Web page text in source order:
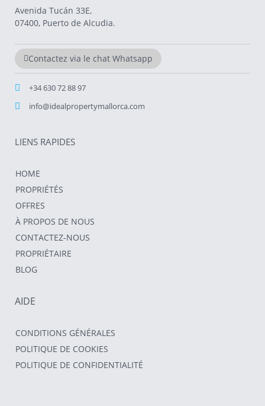
Avenida Tucán 33E,
07400, Puerto de Alcudia.
Contactez via le chat Whatsapp
+34 630 72 88 97
info@idealpropertymallorca.com
LIENS RAPIDES
HOME
PROPRIÉTÉS
OFFRES
À PROPOS DE NOUS
CONTACTEZ-NOUS
PROPRIÉTAIRE
BLOG
AIDE
CONDITIONS GÉNÉRALES
POLITIQUE DE COOKIES
POLITIQUE DE CONFIDENTIALITÉ